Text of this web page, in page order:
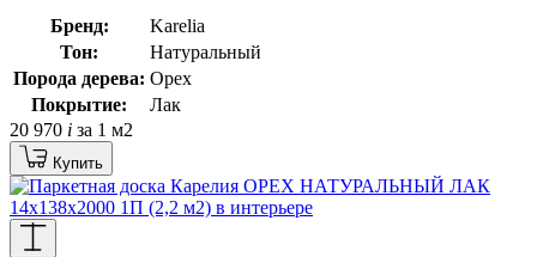
Бренд:
Karelia
Тон:
Натуральный
Порода дерева: Орех
Покрытие:
Лак
20 970 i за 1 м2
Купить